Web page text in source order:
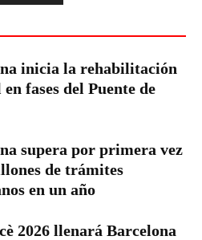
inicia la rehabilitación
fases del Puente de
supera por primera vez
de trámites
en un año
2026 llenará Barcelona